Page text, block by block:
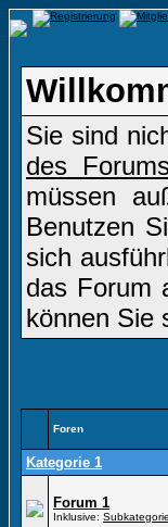
Sie sind
des
müssen
Benutzen
sich
das Forum
können Sie
Foren
Kategorie 1
Forum 1
Inklusive: